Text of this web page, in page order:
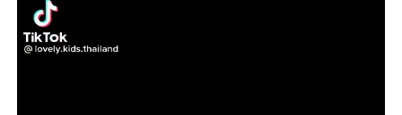
Player